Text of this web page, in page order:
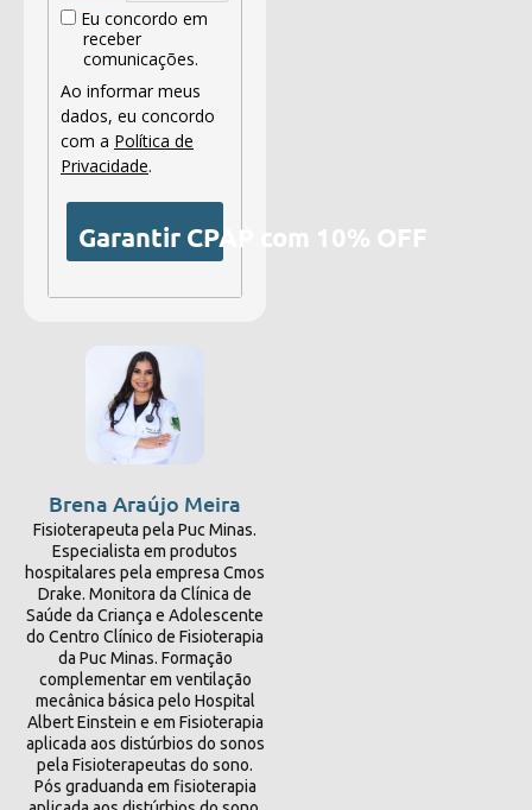
Eu concordo em
receber
comunicações.
Ao informar meus
dados, eu concordo
com a Política de
Privacidade.
Garantir CPAP com 10% OFF
Brena Araújo Meira
Fisioterapeuta pela Puc Minas.
Especialista em produtos
hospitalares pela empresa Cmos
Drake. Monitora da Clínica de
Saúde da Criança e Adolescente
do Centro Clínico de Fisioterapia
da Puc Minas. Formação
complementar em ventilação
mecânica básica pelo Hospital
Albert Einstein e em Fisioterapia
aplicada aos distúrbios do sonos
pela Fisioterapeutas do sono.
Pós graduanda em fisioterapia